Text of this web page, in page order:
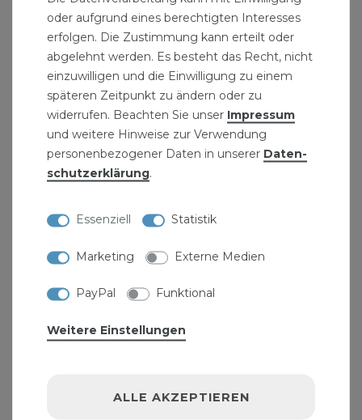
niedrigen Temperaturen gut geeignet.
Die Werkstoffgüte AISI 316 zeichnet sich
durch einen Anteil con 2-3% an Molybdän
aus, welcher ihm optimale Eigenschten
hinsichtlich Korrosionswiderstand sowie
bessere mechanische Werte bei hohen
Temperaturen verleiht.
Zoll Gewindefitting:
Edelstahlfitting mit Gewinde
Form: Verschraubung
flach dichtend
Lieferumfang: Edelstahl Fitting Verschraubung 1
oder aufgrund eines berechtigten Interesses
erfolgen. Die Zustimmung kann erteilt oder
abgelehnt werden. Es besteht das Recht, nicht
einzuwilligen und die Einwilligung zu einem
späteren Zeitpunkt zu ändern oder zu
widerrufen. Beachten Sie unser Impressum
und weitere Hinweise zur Verwendung
personenbezogener Daten in unserer Daten­
schutz­erklärung.
Essenziell Statistik
Marketing Externe Medien
PayPal Funktional
Weitere Einstellungen
ALLE AKZEPTIEREN